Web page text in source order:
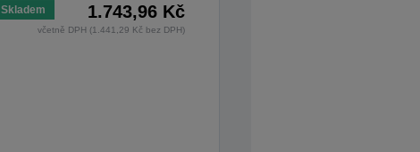
Skladem 1.743,96 Kč
včetně DPH (1.441,29 Kč bez DPH)